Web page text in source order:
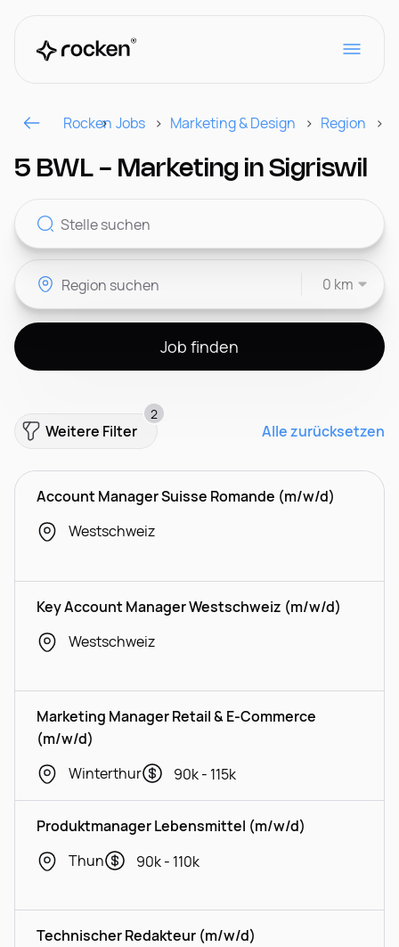
Für Arbeitgeber
CH
Rocken Jobs Marketing & Design Region
5 BWL - Marketing in Sigriswil
0 km
Job finden
Weitere Filter
2
Alle zurücksetzen
Account Manager Suisse Romande (m/w/d)
Westschweiz
Key Account Manager Westschweiz (m/w/d)
Westschweiz
Marketing Manager Retail & E-Commerce
(m/w/d)
Winterthur
90k - 115k
Produktmanager Lebensmittel (m/w/d)
Thun
90k - 110k
Technischer Redakteur (m/w/d)